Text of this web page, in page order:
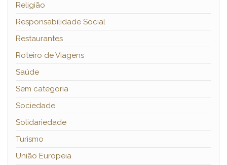
Religião
Responsabilidade Social
Restaurantes
Roteiro de Viagens
Saúde
Sem categoria
Sociedade
Solidariedade
Turismo
União Europeia